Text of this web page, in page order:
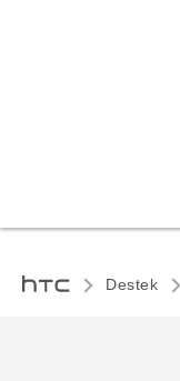
Destek